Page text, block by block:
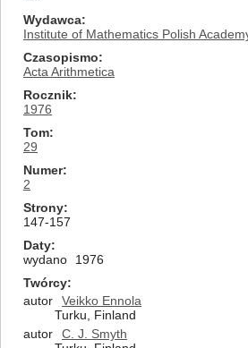
Wydawca
Institute of Mathematics Polish
Czasopismo
Acta Arithmetica
Rocznik
1976
Tom
29
Numer
2
Strony
147-157
Daty
wydano
1976
Twórcy
autor
Veikko Ennola
Turku, Finland
autor
C. J. Smyth